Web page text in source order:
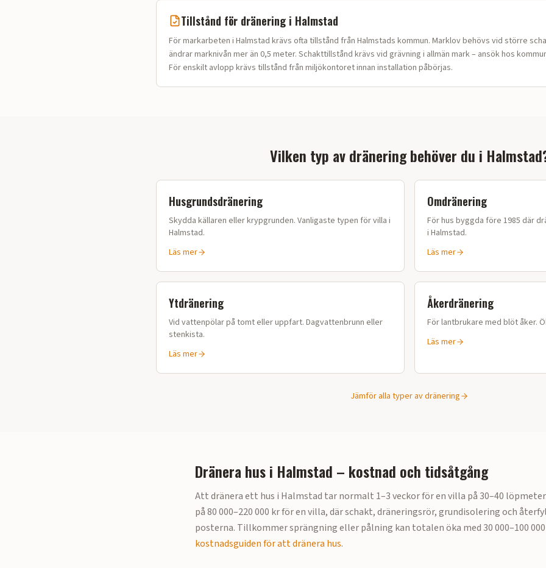
Tillstånd för dränering i Halmstad
För markarbeten i Halmstad krävs ofta tillstånd från Halmstads kommun. Marklov behövs vid större
ändrar marknivån mer än 0,5 meter. Schakttillstånd krävs vid grävning i allmän mark – ansök hos
För enskilt avlopp krävs tillstånd från miljökontoret innan installation påbörjas.
Vilken typ av dränering behöver du i Halmstad
Husgrundsdränering
Skydda källaren eller krypgrunden. Vanligaste typen för villa i
Halmstad.
Läs mer
Omdränering
För hus byggda före 1985 där
i Halmstad.
Läs mer
Ytdränering
Vid vattenpölar på tomt eller uppfart. Dagvattenbrunn eller
stenkista.
Läs mer
Åkerdränering
För lantbrukare med blöt åker.
Läs mer
Jämför alla typer av dränering
Dränera hus i Halmstad – kostnad och tidsåtgång
Att dränera ett hus i Halmstad tar normalt 1–3 veckor för en villa på 30–40
på80 000–220 000 kr för en villa, där schakt, dräneringsrör, grundisolering och
posterna. Tillkommer sprängning eller pålning kan totalen öka med 30 000–100
kostnadsguiden för att dränera hus.